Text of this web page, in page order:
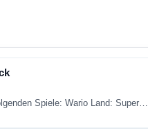
Spiele: Wario Land: Super…